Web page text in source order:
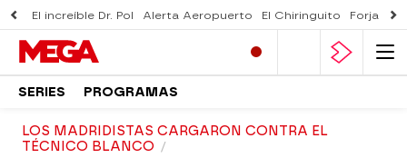
El increíble Dr. Pol Alerta Aeropuerto El Chiringuito Forjado
SERIES PROGRAMAS
LOS MADRIDISTAS CARGARON CONTRA EL
TÉCNICO BLANCO